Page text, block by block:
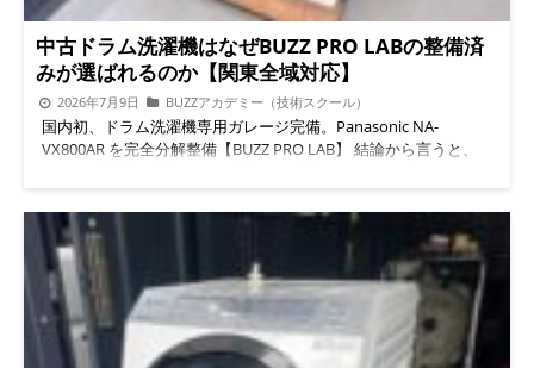
コストを抑えつつ安心して使える1台が見つかります。 整備済み
中古在庫は特設ページでもご覧いただけます。
中古ドラム式
洗濯機 在庫一覧はこちら
BUZZオンラインショップ(BASE)は
こちら 修理・買取・中古購入、どれが自分に合うか迷う方はこ
ちら。料金の目安を先にチェックできます。 料金表を見る LINE
で相談する よくある質問(Q&A) Q. U14エラーが出たら、まず何
をすればいいですか？ A. 蛇口(水栓)がしっかり開いているか確認
す。 Q. 給水弁の部品代・交換費用はどれくらいですか？ A. 機種
や状態によって異なりますので、写真とエラーコードを送ってい
ただければ概算をお伝えできます。まずはLINEでお気軽にご相
談ください。 Q. ドラム式洗濯機の埃づまりやカビ、臭いも一緒
に見てもらえますか？ A. はい。給水系統だけでなく、乾燥フィ
ルターの埃づまり、庫内のカビ・臭いの原因になりやすい箇所も
あわせて点検可能です。ドラム式洗濯機の分解業者ならではの視
ーター交換とVベルト交換の2点で異音がゼロになりました。作
業の流れを写真付きでご紹介します。 国内初のドラム式洗濯機
専用整備ガレージ「BUZZ PRO LAB」 試運転で異音を確認 実際に
動かして音の種類とタイミングを特定します。 モーターを取り
外して点検 内部を開けて劣化状況を目視でチェックします。 新
品モーターと不具合モーターを比較 摩耗の差は一目瞭然。ここ
で交換方針を確定します。 Vベルトも同時に新品交換 モーターだ
作業完了 交換後は再度試運転を行い、異音が完全に消えたこと
を確認してからお引き渡しします。 「うちの洗濯機からも音が
する…」と思ったら、まずは無料相談から。 LINEで無料相談す
る なぜBUZZ PRO LABなのか？国内初のドラム式洗濯機専用ガレ
ージ モーター交換もVベルト交換も、専用工具と正規部品が揃っ
た環境だからこそ確実に、そして安全に行えます。BUZZ PRO
LABは、ドラム式洗濯機の分解・整備に特化した国内初のガレー
中古ドラム洗濯機はなぜBUZZ PRO LABの整備済
みが選ばれるのか【関東全域対応】
2026年7月9日 BUZZアカデミー（技術スクール）
国内初、ドラム洗濯機専用ガレージ完備。Panasonic NA-
VX800AR を完全分解整備【BUZZ PRO LAB】 結論から言うと、
LABでは国内初となるドラム洗濯機専用ガレージを完備し、ドラ
ム槽を外して各パーツをすべて分解、脱水カバーや排水経路まで
徹底洗浄したうえで、整備済み中古として販売・買取を行ってい
ます。 BUZZ PRO LAB 専用ガレージ外観 ドラム洗濯機専用ガレ
ージ「BUZZ PRO LAB」とは？ ひとことで言うと、ドラム洗濯機
だけを専門に分解・整備するための研究施設です。一般的な家電
修理と違い、ドラム槽そのものを本体から取り外し、内部の見え